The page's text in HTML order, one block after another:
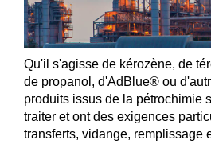
Qu'il s'agisse de kérozène, de
de propanol, d'AdBlue® ou
produits issus de la pétrochimie
traiter et ont des exigences
transferts, vidange, remplissage